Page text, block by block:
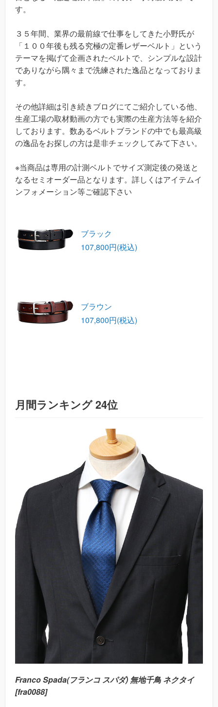
す。
３５年間、業界の最前線で仕事をしてきた小野氏が
「１００年後も残る究極の定番レザーベルト」という
テーマを掲げて企画されたベルトで、シンプルな設計
でありながら隅々まで洗練された逸品となっておりま
す。
その他詳細は引き続きブログにてご紹介している他、
生産工場の取材動画の方でも実際の生産方法等を紹介
しております。数あるベルトブランドの中でも最高級
の逸品をお探しの方は是非チェックしてみて下さい。
※当商品は専用の計測ベルトでサイズ測定後の発送と
なるセミオーダー品となります。詳しくはアイテムイ
ンフォメーション等ご確認下さい
ブラック
107,800円(税込)
ブラウン
107,800円(税込)
月間ランキング 24位
Franco Spada(フランコ スパダ) 無地千鳥 ネクタイ
[fra0088]